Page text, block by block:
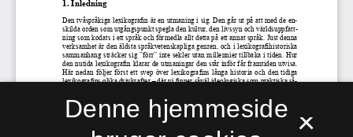
×
Denne hjemmeside